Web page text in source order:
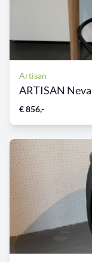
Artisan
ARTISAN
€ 856,-